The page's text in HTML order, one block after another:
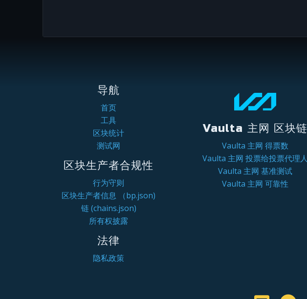
导航
首页
工具
区块统计
测试网
区块生产者合规性
行为守则
区块生产者信息 （bp.json)
链 (chains.json)
所有权披露
法律
隐私政策
Vaulta 主网 区块链
Vaulta 主网 得票数
Vaulta 主网 投票给投票代理人
Vaulta 主网 基准测试
Vaulta 主网 可靠性